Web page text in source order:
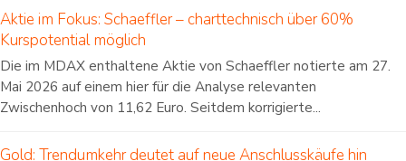
Aktie im Fokus: Schaeffler – charttechnisch über 60%
Kurspotential möglich
Die im MDAX enthaltene Aktie von Schaeffler notierte am 27.
Mai 2026 auf einem hier für die Analyse relevanten
Zwischenhoch von 11,62 Euro. Seitdem korrigierte...
Gold: Trendumkehr deutet auf neue Anschlusskäufe hin